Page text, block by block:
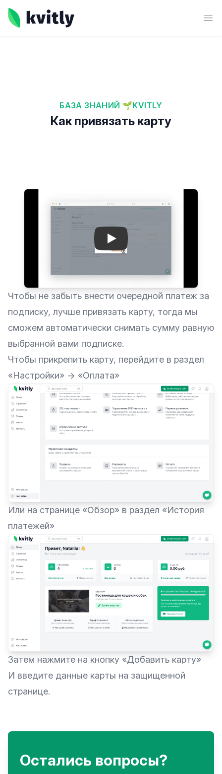
kvitly
БАЗА ЗНАНИЙ 🌱KVITLY
Как привязать карту
Play: Keynote (Google I/O
Чтобы не забыть внести очередной платеж за
подписку, лучше привязать карту, тогда мы
сможем автоматически снимать сумму равную
выбранной вами подписке.
Чтобы прикрепить карту, перейдите в раздел
«Настройки» → «Оплата»
Или на странице «Обзор» в раздел «История
платежей»
Затем нажмите на кнопку «Добавить карту»
И введите данные карты на защищенной
странице.
Остались вопросы?